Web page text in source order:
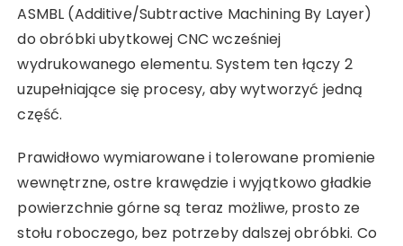
ASMBL (Additive/Subtractive Machining By Layer)
do obróbki ubytkowej CNC wcześniej
wydrukowanego elementu. System ten łączy 2
uzupełniające się procesy, aby wytworzyć jedną
część.
Prawidłowo wymiarowane i tolerowane promienie
wewnętrzne, ostre krawędzie i wyjątkowo gładkie
powierzchnie górne są teraz możliwe, prosto ze
stołu roboczego, bez potrzeby dalszej obróbki. Co